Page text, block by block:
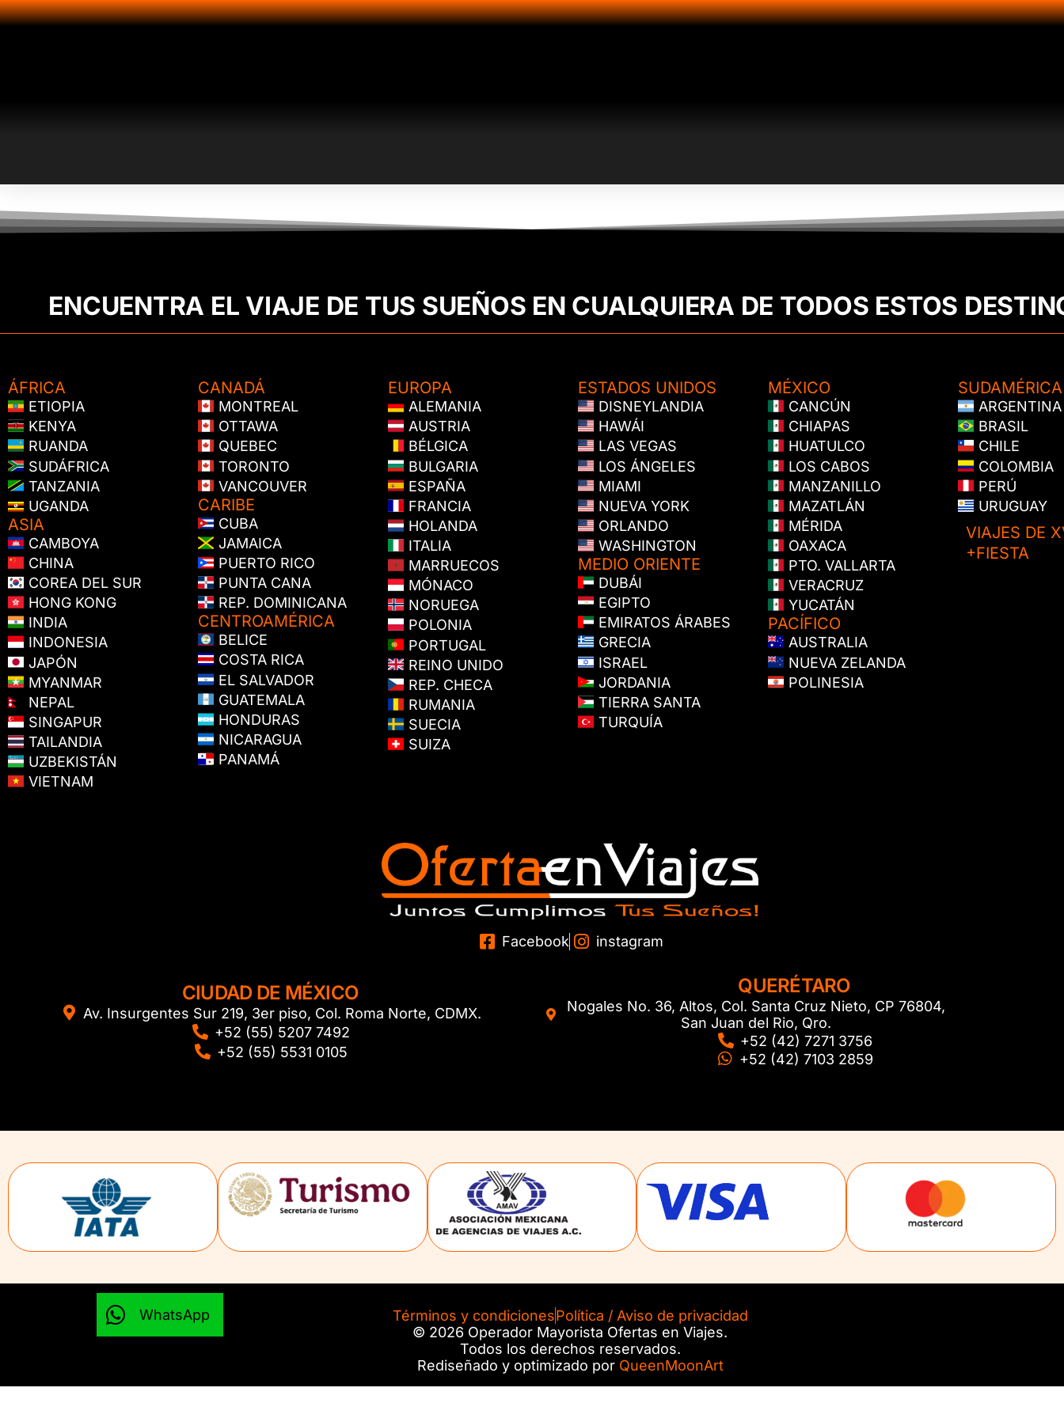
ENCUENTRA EL VIAJE DE TUS SUEÑOS EN CUALQUIERA DE TODOS ESTOS
ÁFRICA
ETIOPIA
KENYA
RUANDA
SUDÁFRICA
TANZANIA
UGANDA
ASIA
CAMBOYA
CHINA
COREA DEL SUR
HONG KONG
INDIA
INDONESIA
JAPÓN
MYANMAR
NEPAL
SINGAPUR
TAILANDIA
UZBEKISTÁN
VIETNAM
CANADÁ
MONTREAL
OTTAWA
QUEBEC
TORONTO
VANCOUVER
CARIBE
CUBA
JAMAICA
PUERTO RICO
PUNTA CANA
REP. DOMINICANA
CENTROAMÉRICA
BELICE
COSTA RICA
EL SALVADOR
GUATEMALA
HONDURAS
NICARAGUA
PANAMÁ
EUROPA
ALEMANIA
AUSTRIA
BÉLGICA
BULGARIA
ESPAÑA
FRANCIA
HOLANDA
ITALIA
MARRUECOS
MÓNACO
NORUEGA
POLONIA
PORTUGAL
REINO UNIDO
REP. CHECA
RUMANIA
SUECIA
SUIZA
ESTADOS UNIDOS
DISNEYLANDIA
HAWÁI
LAS VEGAS
LOS ÁNGELES
MIAMI
NUEVA YORK
ORLANDO
WASHINGTON
MEDIO ORIENTE
DUBÁI
EGIPTO
EMIRATOS ÁRABES
GRECIA
ISRAEL
JORDANIA
TIERRA SANTA
TURQUÍA
MÉXICO
CANCÚN
CHIAPAS
HUATULCO
LOS CABOS
MANZANILLO
MAZATLÁN
MÉRIDA
OAXACA
PTO. VALLARTA
VERACRUZ
YUCATÁN
PACÍFICO
AUSTRALIA
NUEVA ZELANDA
POLINESIA
SUDAMÉRICA
ARGENTINA
BRASIL
CHILE
COLOMBIA
PERÚ
URUGUAY
VIAJES DE
+FIESTA
Facebook instagram
CIUDAD DE MÉXICO
Av. Insurgentes Sur 219, 3er piso, Col. Roma Norte, CDMX.
+52 (55) 5207 7492
+52 (55) 5531 0105
QUERÉTARO
Nogales No. 36, Altos, Col. Santa Cruz Nieto, CP 76804,
San Juan del Rio, Qro.
+52 (42) 7271 3756
+52 (42) 7103 2859
Términos y condicionesPolítica / Aviso de privacidad
© 2026 Operador Mayorista Ofertas en Viajes.
Todos los derechos reservados.
Rediseñado y optimizado por QueenMoonArt
WhatsApp